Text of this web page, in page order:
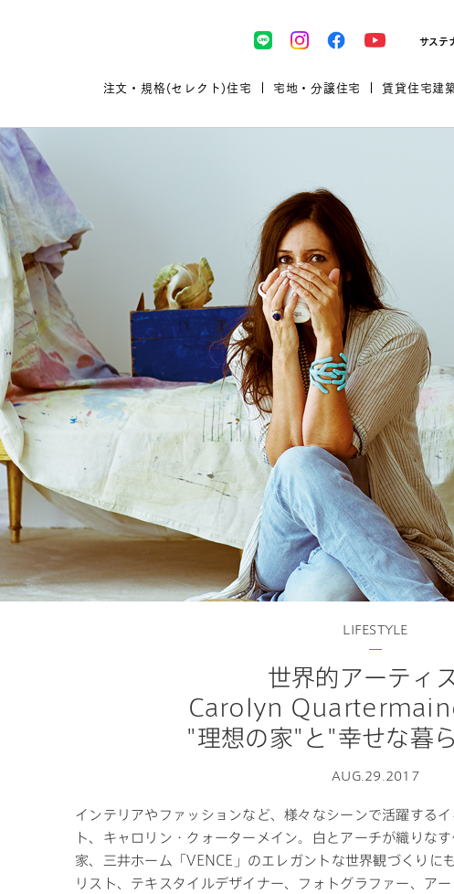
サステ
注文・規格(セレクト)住宅
宅トップ
理想の住まいをかたちに
｜三井ホームオーダー
プロが厳
規格住宅｜
デザイン 全館空調
づくりガイド ㎥設計 三井ホー
宅地・分譲住宅
譲住宅トップ
条件付宅地
分譲
（SumStock）
土地・建物探しをコンサルティン
ランドパートナー
ランドパートナー一覧
ハウス紹介 ご相談デスク
賃貸住宅建
建築トップ
ションMOCXION
住宅MOCXSTYLE
イベント＆セミナー 企業向け
グ請求 ご相談デスク
築トップ
宝箱
ヴォイス
プランニュース
セミナー・相談会情報
セミナー・内覧会レポート
開業のた
診療圏調査
グ請求 ご相談デスク
築トップ
由
福祉・介護施設実例
文教・保育施設実例
商業施設実例
社宅・寮・事務所実例
都市建築実例
企業向け
グ請求 お問い合わせフォーム
材トップ
内 取扱商品
求 お問い合わせ
ムトップ
メニュー 万全のサポート リフォーム
ーム事業所一覧 カタログ請求 ご相談デスク
LIFESTYLE
世界的アーティ
Carolyn Quartermaine
"理想の家"と"幸せな暮
AUG.29.2017
インテリアやファッションなど、様々なシーンで活躍する
ト、キャロリン・クォーターメイン。白とアーチが織りな
家、三井ホーム「VENCE」のエレガントな世界観づくりに
リスト、テキスタイルデザイナー、フォトグラファー、ア